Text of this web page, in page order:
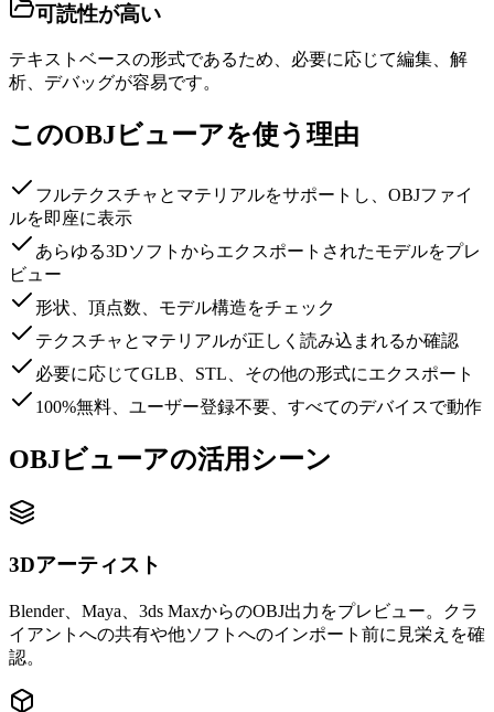
可読性が高い
テキストベースの形式であるため、必要に応じて編集、解
析、デバッグが容易です。
このOBJビューアを使う理由
フルテクスチャとマテリアルをサポートし、OBJファイ
ルを即座に表示
あらゆる3Dソフトからエクスポートされたモデルをプレ
ビュー
形状、頂点数、モデル構造をチェック
テクスチャとマテリアルが正しく読み込まれるか確認
必要に応じてGLB、STL、その他の形式にエクスポート
100%無料、ユーザー登録不要、すべてのデバイスで動作
OBJビューアの活用シーン
3Dアーティスト
Blender、Maya、3ds MaxからのOBJ出力をプレビュー。クラ
イアントへの共有や他ソフトへのインポート前に見栄えを確
認。